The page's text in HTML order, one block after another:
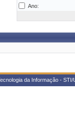
Ano:
da Informação -